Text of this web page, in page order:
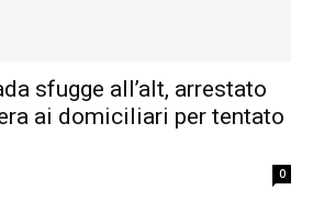
sfugge all’alt, arrestato
ai domiciliari per tentato
0